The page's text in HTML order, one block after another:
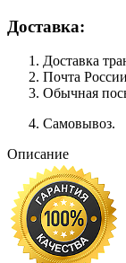
Доставка:
Доставка
Почта
Обычная
Самовывоз.
Описание